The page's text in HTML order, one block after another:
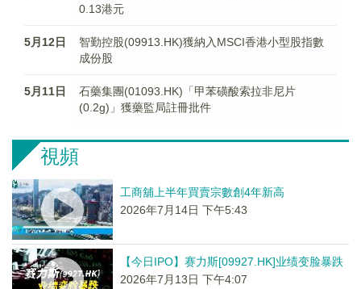
0.13港元
5月12日
智勤控股(09913.HK)獲納入MSCI香港小型股指數
成份股
5月11日
石藥集團(01093.HK)「甲苯磺酸索拉非尼片
(0.2g)」獲藥監局註冊批件
視頻
工商舖上半年買賣宗數創4年新高
2026年7月14日 下午5:43
【今日IPO】赛力斯[09927.HK]业绩变脸暴跌
2026年7月13日 下午4:07